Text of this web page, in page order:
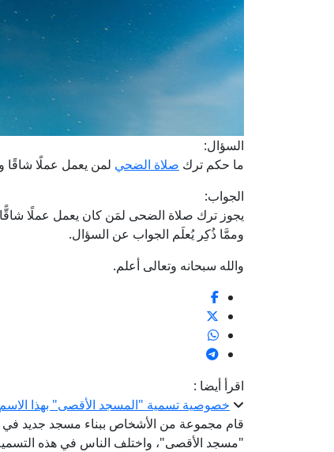
السؤال:
ما حكم ترك صلاة الضحي لمن يعمل عملًا شاقًا
الجواب:
يجوز ترك صلاة الضحى لمَن كان يعمل عملًا شاقًّا
وممَّا ذُكِر يُعلَم الجواب عن السؤال.
والله سبحانه وتعالى أعلم.
اقرأ أيضا :
خصوصية تسمية "المسجد الأقصى" بهذا الاسم
قام مجموعة من الأشخاص ببناء مسجد جديد في
"مسجد الأقصى"، واختلف الناس في هذه